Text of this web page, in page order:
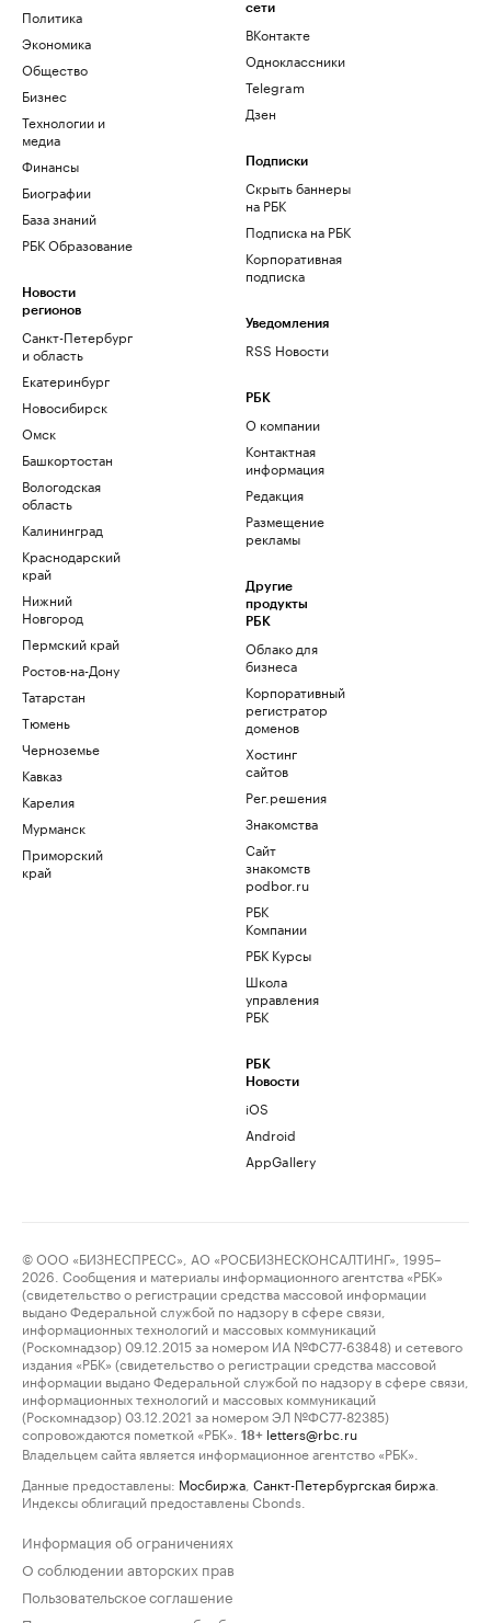
Политика
Экономика
Общество
Бизнес
Технологии и
медиа
Финансы
Биографии
База знаний
РБК Образование
Новости
регионов
Санкт-Петербург
и область
Екатеринбург
Новосибирск
Омск
Башкортостан
Вологодская
область
Калининград
Краснодарский
край
Нижний
Новгород
Пермский край
Ростов-на-Дону
Татарстан
Тюмень
Черноземье
Кавказ
Карелия
Мурманск
Приморский
край
сети
ВКонтакте
Одноклассники
Telegram
Дзен
Подписки
Скрыть баннеры
на РБК
Подписка на РБК
Корпоративная
подписка
Уведомления
RSS Новости
РБК
О компании
Контактная
информация
Редакция
Размещение
рекламы
Другие
продукты
РБК
Облако для
бизнеса
Корпоративный
регистратор
доменов
Хостинг
сайтов
Рег.решения
Знакомства
Сайт
знакомств
podbor.ru
РБК
Компании
РБК Курсы
Школа
управления
РБК
РБК
Новости
iOS
Android
AppGallery
© ООО «БИЗНЕСПРЕСС», АО «РОСБИЗНЕСКОНСАЛТИНГ», 1995–
2026. Сообщения и материалы информационного агентства «РБК»
(свидетельство о регистрации средства массовой информации
выдано Федеральной службой по надзору в сфере связи,
информационных технологий и массовых коммуникаций
(Роскомнадзор) 09.12.2015 за номером ИА №ФС77-63848) и сетевого
издания «РБК» (свидетельство о регистрации средства массовой
информации выдано Федеральной службой по надзору в сфере связи,
информационных технологий и массовых коммуникаций
(Роскомнадзор) 03.12.2021 за номером ЭЛ №ФС77-82385)
сопровождаются пометкой «РБК».
18+ letters@rbc.ru
Владельцем сайта является информационное агентство «РБК».
Данные предоставлены: Мосбиржа Санкт-Петербургская биржа
Индексы облигаций предоставлены Cbonds.
Информация об ограничениях
О соблюдении авторских прав
Пользовательское соглашение